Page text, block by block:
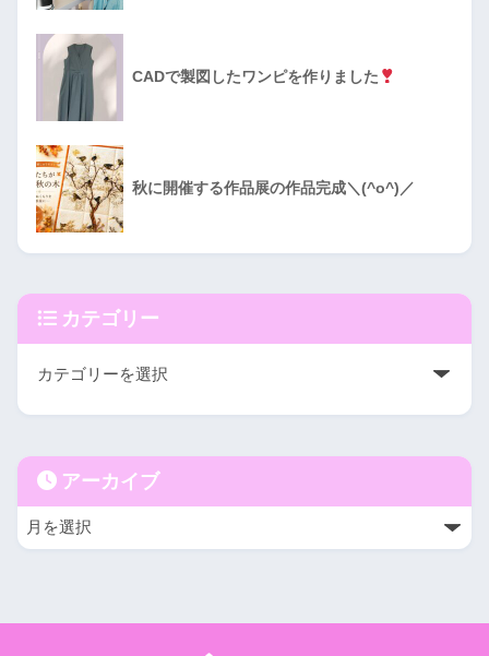
CADで製図したワンピを作りました
秋に開催する作品展の作品完成＼(^o^)／
カテゴリー
アーカイブ